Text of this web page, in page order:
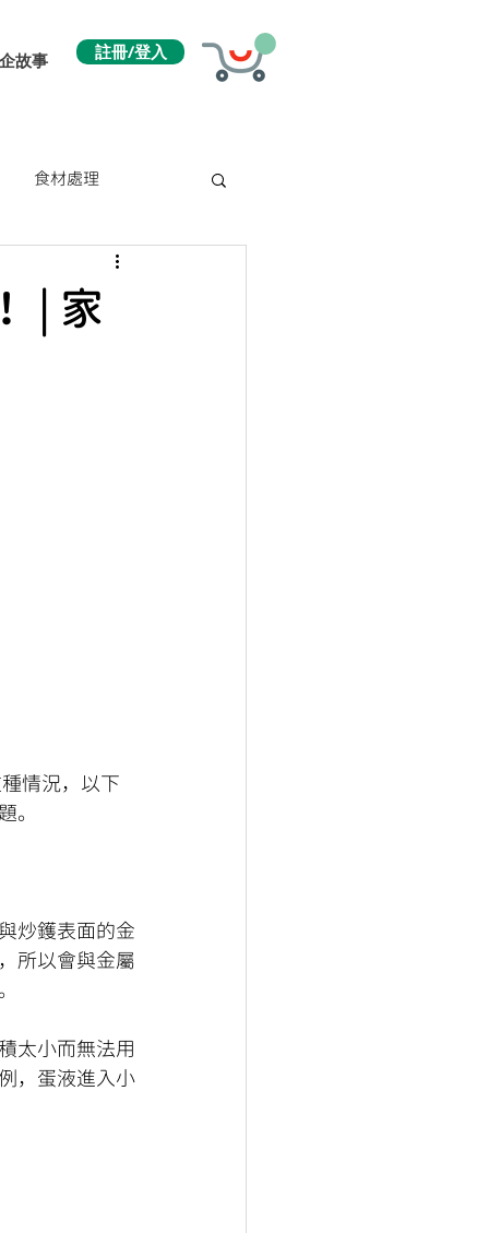
故事 註冊/登入
食材處理
| 家
情況，以下
炒鑊表面的金
所以會與金屬
太小而無法用
，蛋液進入小